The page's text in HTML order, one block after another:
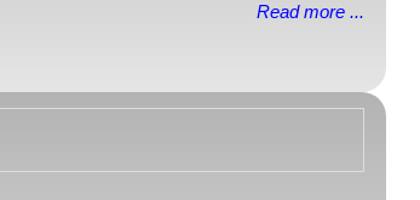
Read more ...